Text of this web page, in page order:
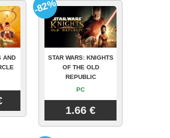
AND
STAR WARS: KNIGHTS
OF THE OLD
REPUBLIC
PC
1.66 €
-82%